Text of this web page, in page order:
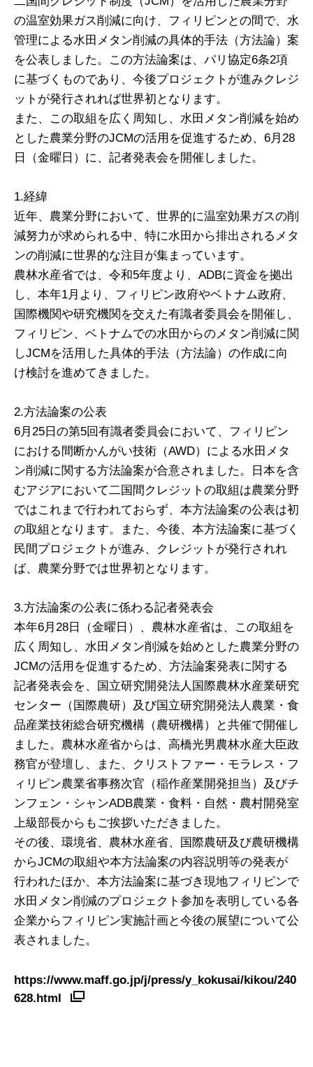
の温室効果ガス削減に向け、フィリピンとの間で、水
管理による水田メタン削減の具体的手法（方法論）案
を公表しました。この方法論案は、パリ協定6条2項
に基づくものであり、今後プロジェクトが進みクレジ
ットが発行されれば世界初となります。
また、この取組を広く周知し、水田メタン削減を始め
とした農業分野のJCMの活用を促進するため、6月28
日（金曜日）に、記者発表会を開催しました。
1.経緯
近年、農業分野において、世界的に温室効果ガスの削
減努力が求められる中、特に水田から排出されるメタ
ンの削減に世界的な注目が集まっています。
農林水産省では、令和5年度より、ADBに資金を拠出
し、本年1月より、フィリピン政府やベトナム政府、
国際機関や研究機関を交えた有識者委員会を開催し、
フィリピン、ベトナムでの水田からのメタン削減に関
しJCMを活用した具体的手法（方法論）の作成に向
け検討を進めてきました。
2.方法論案の公表
6月25日の第5回有識者委員会において、フィリピン
における間断かんがい技術（AWD）による水田メタ
ン削減に関する方法論案が合意されました。日本を含
むアジアにおいて二国間クレジットの取組は農業分野
ではこれまで行われておらず、本方法論案の公表は初
の取組となります。また、今後、本方法論案に基づく
民間プロジェクトが進み、クレジットが発行されれ
ば、農業分野では世界初となります。
3.方法論案の公表に係わる記者発表会
本年6月28日（金曜日）、農林水産省は、この取組を
広く周知し、水田メタン削減を始めとした農業分野の
JCMの活用を促進するため、方法論案発表に関する
記者発表会を、国立研究開発法人国際農林水産業研究
センター（国際農研）及び国立研究開発法人農業・食
品産業技術総合研究機構（農研機構）と共催で開催し
ました。農林水産省からは、高橋光男農林水産大臣政
務官が登壇し、また、クリストファー・モラレス・フ
ィリピン農業省事務次官（稲作産業開発担当）及びチ
ンフェン・シャンADB農業・食料・自然・農村開発室
上級部長からもご挨拶いただきました。
その後、環境省、農林水産省、国際農研及び農研機構
からJCMの取組や本方法論案の内容説明等の発表が
行われたほか、本方法論案に基づき現地フィリピンで
水田メタン削減のプロジェクト参加を表明している各
企業からフィリピン実施計画と今後の展望について公
表されました。
https://www.maff.go.jp/j/press/y_kokusai/kikou/240
628.html